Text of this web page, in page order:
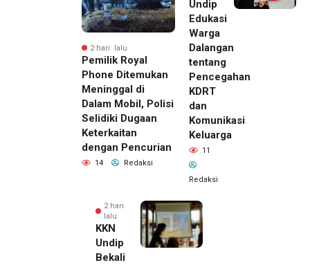
2 hari lalu
Pemilik Royal
Phone Ditemukan
Meninggal di
Dalam Mobil, Polisi
Selidiki Dugaan
Keterkaitan
dengan Pencurian
14 Redaksi
Undip
Edukasi
Warga
Dalangan
tentang
Pencegahan
KDRT
dan
Komunikasi
Keluarga
11
Redaksi
2 hari
lalu
KKN
Undip
Bekali